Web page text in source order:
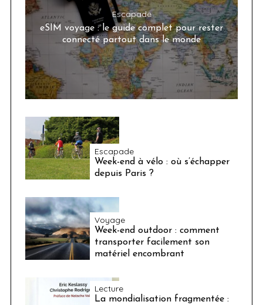
Escapade
eSIM voyage : le guide complet pour rester
connecté partout dans le monde
Escapade
Week-end à vélo : où s’échapper
depuis Paris ?
Voyage
Week-end outdoor : comment
transporter facilement son
matériel encombrant
Lecture
La mondialisation fragmentée :